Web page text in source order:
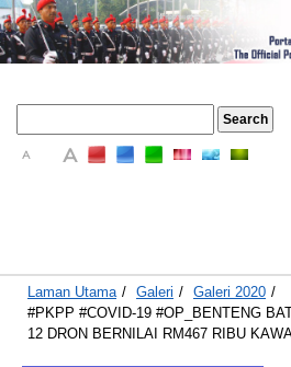
A A
Laman Utama / Galeri / Galeri 2020 /
#PKPP #COVID-19 #OP_BENTENG
12 DRON BERNILAI RM467 RIBU